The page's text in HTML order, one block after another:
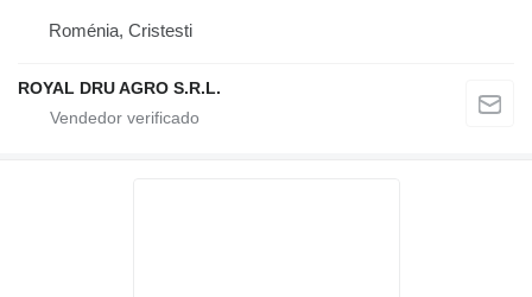
Roménia, Cristesti
ROYAL DRU AGRO S.R.L.